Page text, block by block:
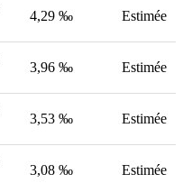
4,29 ‰ Estimée
3,96 ‰ Estimée
3,53 ‰ Estimée
3,08 ‰ Estimée